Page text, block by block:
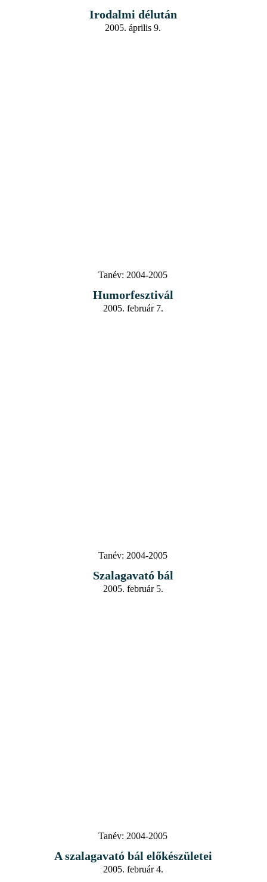
Irodalmi délután
2005. április 9.
Tanév: 2004-2005
Humorfesztivál
2005. február 7.
Tanév: 2004-2005
Szalagavató bál
2005. február 5.
Tanév: 2004-2005
A szalagavató bál előkészületei
2005. február 4.